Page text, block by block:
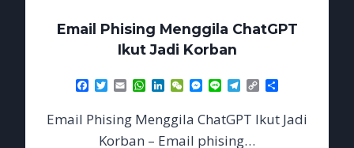
Email Phising Menggila ChatGPT
Ikut Jadi Korban
Facebook
TwitterEmailWhatsApp
LinkedIn
WeChatMessenger
Line Telegram
Copy
Link
Email Phising Menggila ChatGPT Ikut Jadi
Korban – Email phising…